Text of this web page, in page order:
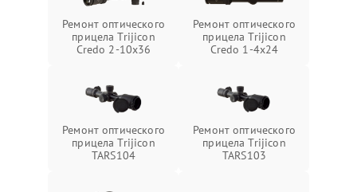
Ремонт оптического
прицела Trijicon
Credo 2-10x36
Ремонт оптического
прицела Trijicon
Credo 1-4x24
Ремонт оптического
прицела Trijicon
TARS104
Ремонт оптического
прицела Trijicon
TARS103